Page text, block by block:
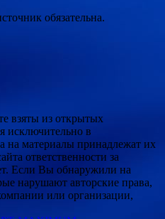
обязательна.
взяты из открытых
исключительно в
на материалы принадлежат их
ответственности за
Если Вы обнаружили на
нарушают авторские права,
или организации,